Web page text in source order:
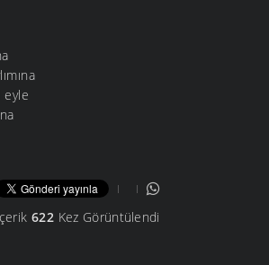
eyle
622Kez Görüntülendi